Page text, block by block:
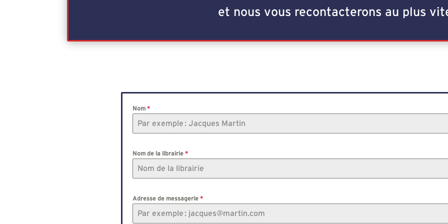
et nous vous recontacterons au plus
Nom *
Nom de la librairie *
Adresse de messagerie *